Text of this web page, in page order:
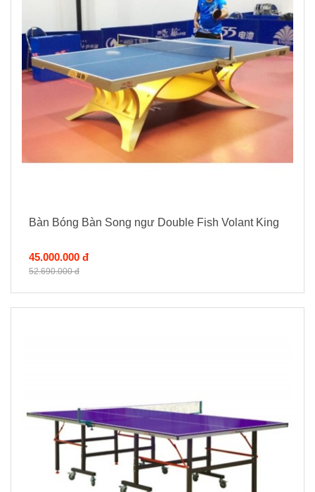
Bàn Bóng Bàn Song ngư Double Fish Volant King
45.000.000 đ
52.690.000 đ